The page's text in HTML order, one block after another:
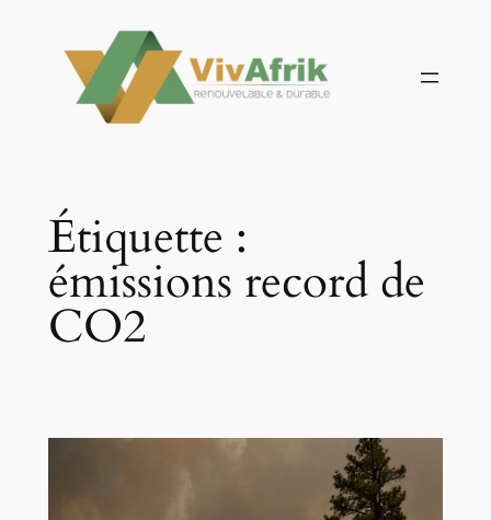
contenu
Étiquette :
émissions record de
CO2